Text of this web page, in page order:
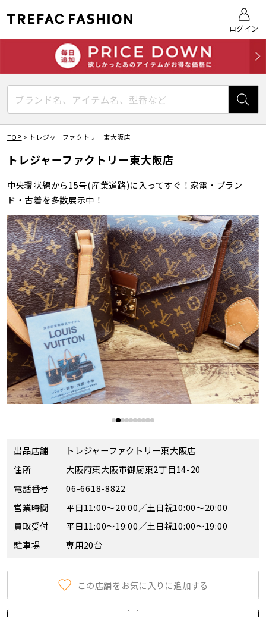
ログイン
TOP > トレジャーファクトリー東大阪店
トレジャーファクトリー東大阪店
中央環状線から15号(産業道路)に入ってすぐ！家電・ブラン
ド・古着を多数展示中！
出品店舗
トレジャーファクトリー東大阪店
住所
大阪府東大阪市御厨東2丁目14-20
電話番号
06-6618-8822
営業時間
平日11:00～20:00／土日祝10:00～20:00
買取受付
平日11:00～19:00／土日祝10:00～19:00
駐車場
専用20台
この店舗をお気に入りに追加する